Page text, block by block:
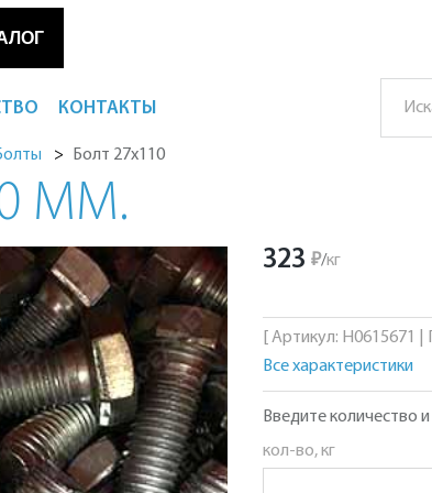
КОНТАКТЫ
Болт 27х110
ММ.
323 ₽/кг
[ Артикул: Н0615671 |
Все характеристики
Введите количество
кол-во, кг